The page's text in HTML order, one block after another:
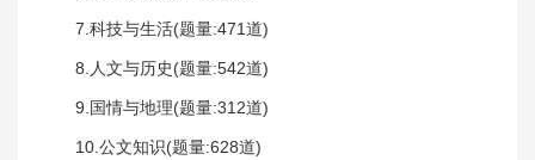
7.科技与生活(题量:471道)
8.人文与历史(题量:542道)
9.国情与地理(题量:312道)
10.公文知识(题量:628道)